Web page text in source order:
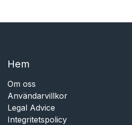
Hem​​
Om oss
Användarvillkor
Legal Advice
Integritetspolicy